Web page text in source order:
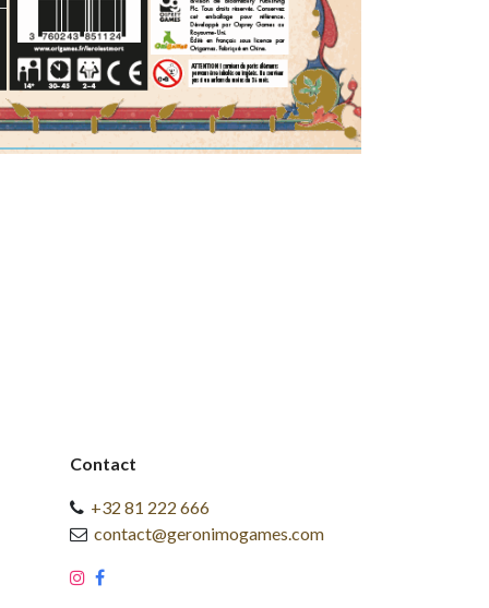
Contact
+32 81 222 666
contact@geronimogames.com